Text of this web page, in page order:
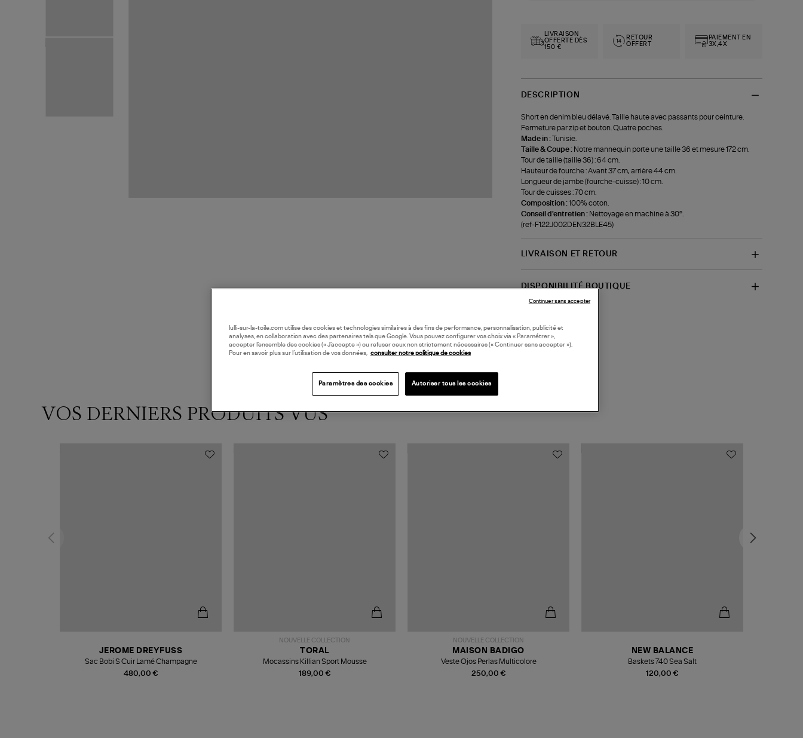
LIVRAISON
OFFERTE DÈS
150 €
RETOUR
OFFERT
PAIEMENT EN
3X,4X
DESCRIPTION
Short en denim bleu délavé. Taille haute avec passants pour ceinture.
Fermeture par zip et bouton. Quatre poches.
Made in :Tunisie.
Taille & Coupe : Notre mannequin porte une taille 36 et mesure 172 cm.
Tour de taille (taille 36) : 64 cm.
Hauteur de fourche : Avant 37 cm, arrière 44 cm.
Longueur de jambe (fourche-cuisse) : 10 cm.
Tour de cuisses : 70 cm.
Composition :100% coton.
Conseil d'entretien : Nettoyage en machine à 30°.
(ref-F122J002DEN32BLE45)
LIVRAISON ET RETOUR
DISPONIBILITÉ BOUTIQUE
VOS DERNIERS PRODUITS VUS
480,00 €
JEROME DREYFUSS
Sac Bobi S Cuir Lamé Champagne
NOUVELLE COLLECTION
189,00 €
TORAL
Mocassins Killian Sport Mousse
NOUVELLE COLLECTION
250,00 €
MAISON BADIGO
Veste Ojos Perlas Multicolore
120,00 €
NEW BALANCE
Baskets 740 Sea Salt
lulli-sur-la-toile.com utilise des cookies et technologies similaires à des fins de performance, personnalisation, publicité et
analyses, en collaboration avec des partenaires tels que Google. Vous pouvez configurer vos choix via « Paramétrer »,
accepter l’ensemble des cookies (« J’accepte ») ou refuser ceux non strictement nécessaires (« Continuer sans accepter »).
Pour en savoir plus sur l’utilisation de vos données,
consulter notre politique de cookies
Paramètres des cookies Autoriser tous les cookies
Continuer sans accepter